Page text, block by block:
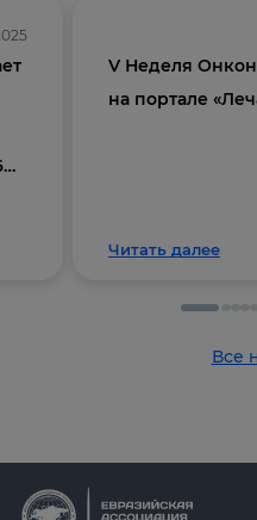
V Неделя
на портале
Читать далее
Все